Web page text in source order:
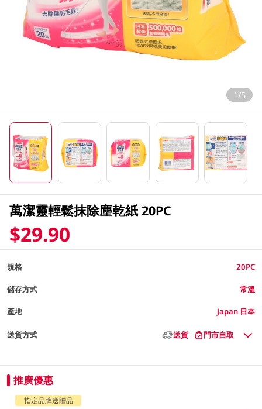
1/5
萬潔靈輕鬆抹除塵乾紙 20PC
$29.90
規格 20PC
儲存方式 常溫
產地 Japan 日本
送貨方式 送貨 門市自取
推廣優惠
指定品牌送贈品